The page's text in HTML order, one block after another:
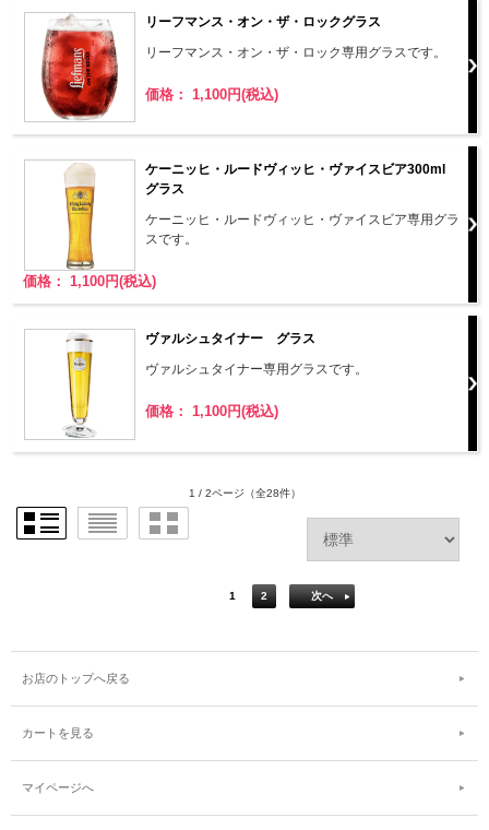
リーフマンス・オン・ザ・ロックグラス
リーフマンス・オン・ザ・ロック専用グラスです。
価格： 1,100円(税込)
ケーニッヒ・ルードヴィッヒ・ヴァイスビア300ml
グラス
ケーニッヒ・ルードヴィッヒ・ヴァイスビア専用グラ
スです。
価格： 1,100円(税込)
ヴァルシュタイナー グラス
ヴァルシュタイナー専用グラスです。
価格： 1,100円(税込)
1 / 2ページ （全28件）
1 2 次へ
お店のトップへ戻る
カートを見る
マイページへ